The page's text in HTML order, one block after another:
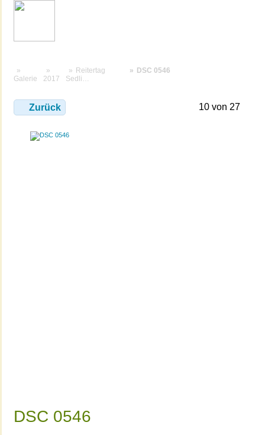
Galerie 2017
Reitertag
Sedli…
DSC 0546
Zurück 10 von 27
DSC 0546